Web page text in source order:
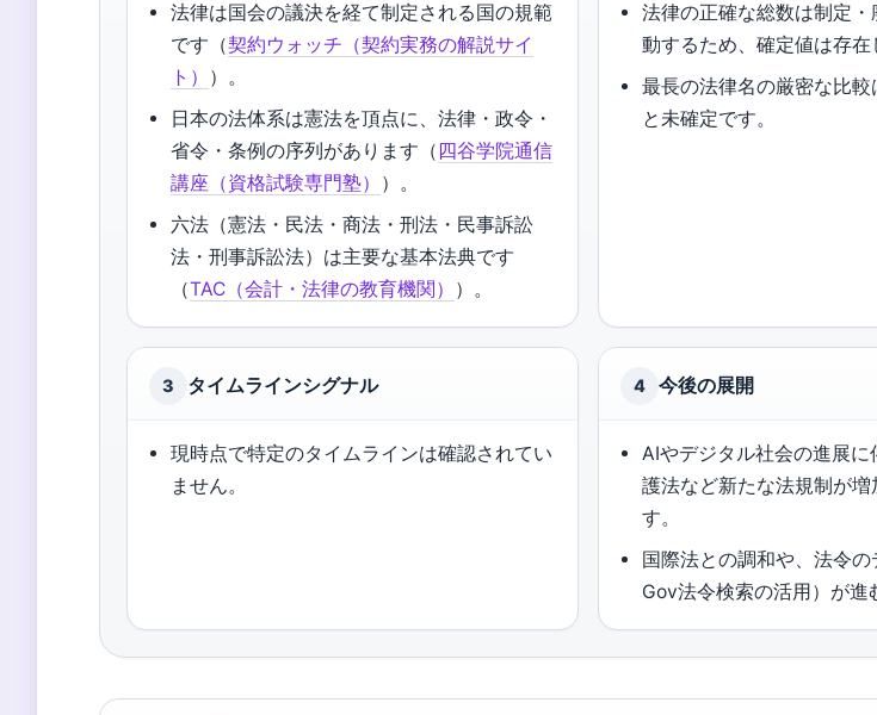
法律は国会の議決を経て制定される国の規範
です（契約ウォッチ（契約実務の解説サイ
ト） ）。
日本の法体系は憲法を頂点に、法律・政令・
省令・条例の序列があります（ 四谷学院通信
講座（資格試験専門塾） ）。
六法（憲法・民法・商法・刑法・民事訴訟
法・刑事訴訟法）は主要な基本法典です
（TAC（会計・法律の教育機関） ）。
法律の正確な総数は制定
動するため、確定値は存在
最長の法律名の厳密な比較
と未確定です。
3 タイムラインシグナル
現時点で特定のタイムラインは確認されてい
ません。
4 今後の展開
AIやデジタル社会の進展
護法など新たな法規制が
す。
国際法との調和や、法令
Gov法令検索の活用）が進